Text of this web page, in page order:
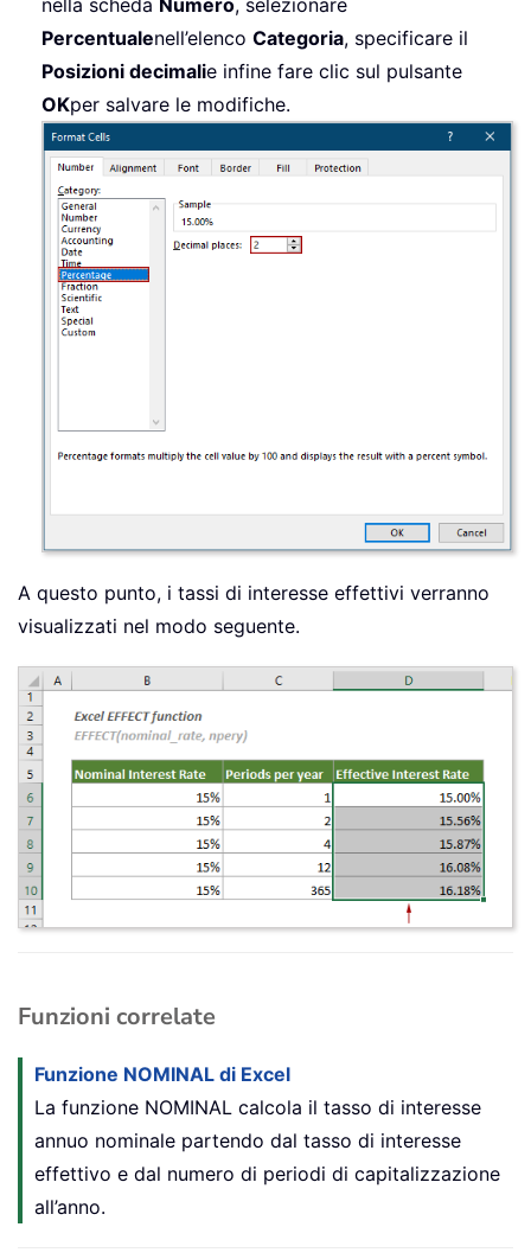
nella scheda Numero, selezionare
Percentualenell’elenco Categoria, specificare il
Posizioni decimalie infine fare clic sul pulsante
OKper salvare le modifiche.
A questo punto, i tassi di interesse effettivi verranno
visualizzati nel modo seguente.
Funzioni correlate
Funzione NOMINAL di Excel
La funzione NOMINAL calcola il tasso di interesse
annuo nominale partendo dal tasso di interesse
effettivo e dal numero di periodi di capitalizzazione
all’anno.